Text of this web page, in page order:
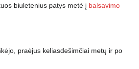
biuletenius patys metė į balsavimo
praėjus keliasdešimčiai metų ir po